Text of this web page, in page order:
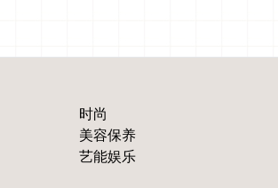
时尚
美容保养
艺能娱乐